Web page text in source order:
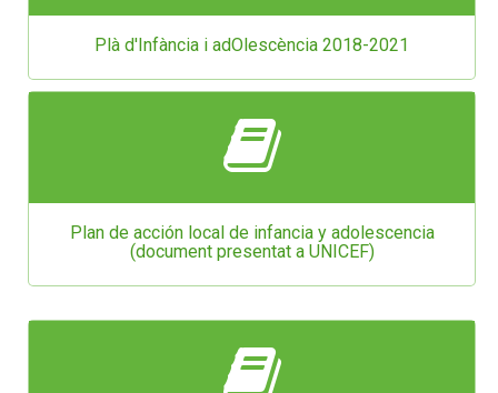
Plà d'Infància i adOlescència 2018-2021
Plan de acción local de infancia y adolescencia
(document presentat a UNICEF)